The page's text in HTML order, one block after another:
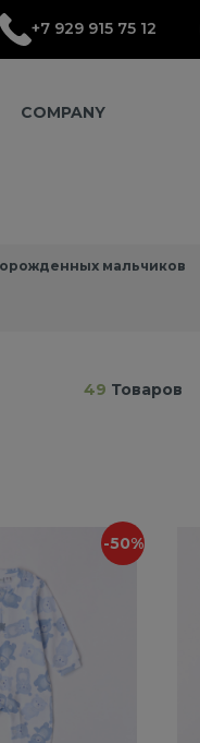
+7 929 915 75 12
COMPANY
мальчиков
49 Товаров
-50%